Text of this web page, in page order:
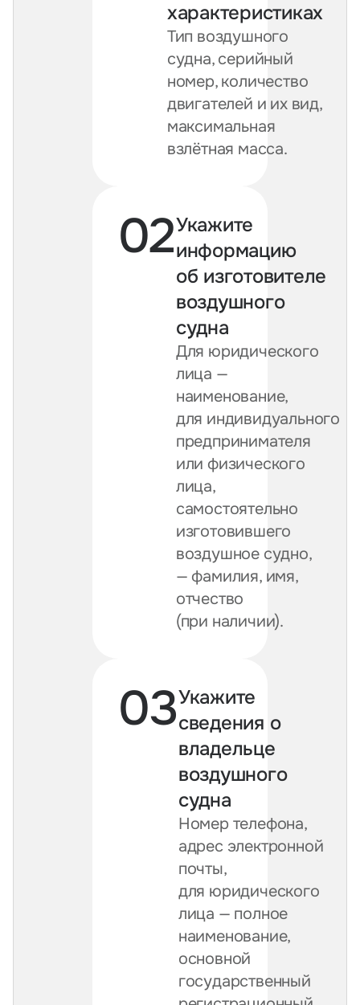
характеристиках
Тип воздушного
судна, серийный
номер, количество
двигателей и их вид,
максимальная
взлётная масса.
02Укажите
информацию
об изготовителе
воздушного
судна
Для юридического
лица —
наименование,
для индивидуального
предпринимателя
или физического
лица,
самостоятельно
изготовившего
воздушное судно,
— фамилия, имя,
отчество
(при наличии).
03Укажите
сведения о
владельце
воздушного
судна
Номер телефона,
адрес электронной
почты,
для юридического
лица — полное
наименование,
основной
государственный